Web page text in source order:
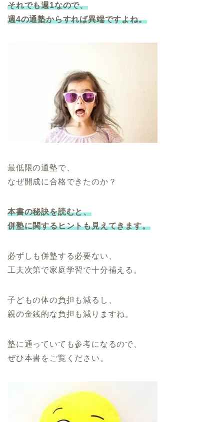
それでも週1なので、
週4の通塾からすれば異端ですよね。
最低限の通塾で、
なぜ開成に合格できたのか？
本書の秘訣を読むと、
併塾に関するヒントも見えてきます。
必ずしも併塾する必要ない、
工夫次第で家庭学習で十分補える。
子どもの体の負担も減るし、
親の金銭的な負担も減りますね。
塾に通っていても参考になるので、
ぜひ本書をご覧ください。